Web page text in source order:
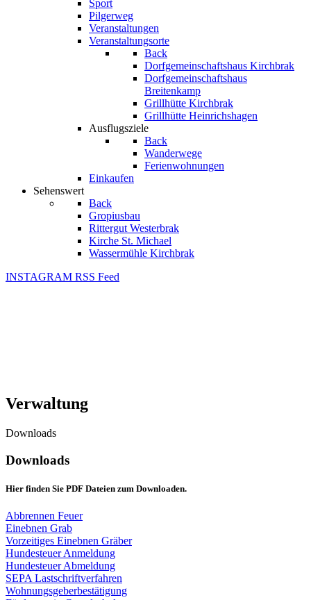
Sport
Pilgerweg
Veranstaltungen
Veranstaltungsorte
Back
Dorfgemeinschaftshaus Kirchbrak
Dorfgemeinschaftshaus
Breitenkamp
Grillhütte Kirchbrak
Grillhütte Heinrichshagen
Ausflugsziele
Back
Wanderwege
Ferienwohnungen
Einkaufen
Sehenswert
Back
Gropiusbau
Rittergut Westerbrak
Kirche St. Michael
Wassermühle Kirchbrak
INSTAGRAM RSS Feed
Verwaltung
Downloads
Downloads
Hier finden Sie PDF Dateien zum Downloaden.
Abbrennen Feuer
Einebnen Grab
Vorzeitiges Einebnen Gräber
Hundesteuer Anmeldung
Hundesteuer Abmeldung
SEPA Lastschriftverfahren
Wohnungsgeberbestätigung